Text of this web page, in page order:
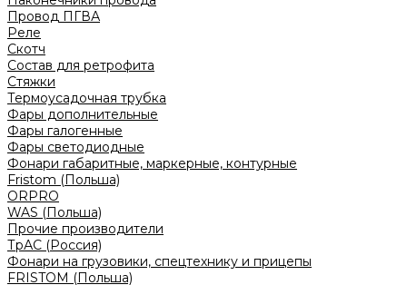
Провод ПГВА
Реле
Скотч
Состав для ретрофита
Стяжки
Термоусадочная трубка
Фары дополнительные
Фары галогенные
Фары светодиодные
Фонари габаритные, маркерные, контурные
Fristom (Польша)
ORPRO
WAS (Польша)
Прочие производители
ТрАС (Россия)
Фонари на грузовики, спецтехнику и прицепы
FRISTOM (Польша)